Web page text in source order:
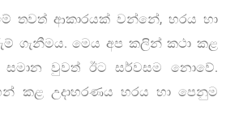
තවත් ආකාරයක් වන්නේ, හරය හා
ගැනීමය. මෙය අප කලින් කථා කළ
සමාන වුවත් ඊට සර්වසම නොවේ.
කළ උදාහරණය හරය හා පෙනුම